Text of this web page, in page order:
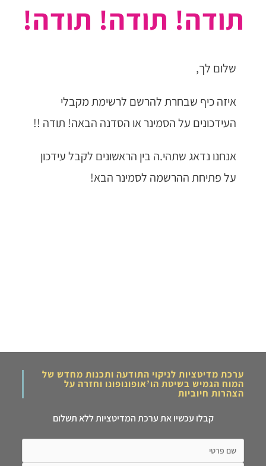
תודה! תודה! תודה!
שלום לך,
איזה כיף שבחרת להרשם לרשימת מקבלי
העידכונים על הסמינר או הסדנה הבאה! תודה !!
אנחנו נדאג שתהי.ה בין הראשונים לקבל עידכון
על פתיחת ההרשמה לסמינר הבא!
ערכת מדיטציות לניקוי התודעה ותכנות מחדש של
המוח הגמיש בשיטת הו’אופונופונו וחזרה על
הצהרות חיוביות
קבלו עכשיו את ערכת המדיטציות ללא תשלום